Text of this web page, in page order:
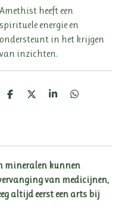
Amethist heeft een
spirituele energie en
ondersteunt in het krijgen
van inzichten.
D
D
S
D
mineralen kunnen
van medicijnen,
altijd eerst een arts bij